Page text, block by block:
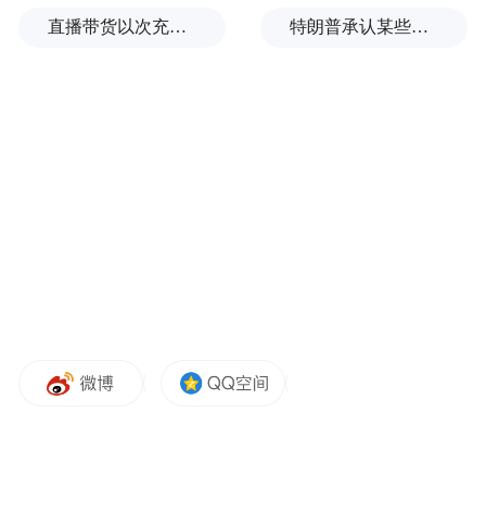
了认可和支持。
直播带货以次充好、拒不发货，算诈骗吗？ 特朗普承认某些弹药供应紧张